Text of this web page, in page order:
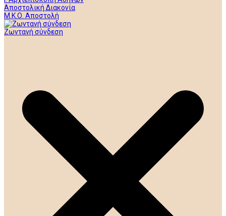
Αποστολική Διακονία
Μ.Κ.Ο. Αποστολή
Ζωντανή σύνδεση